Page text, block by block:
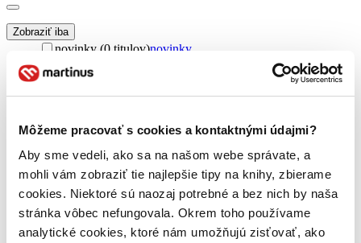
Môžeme pracovať s cookies a kontaktnými údajmi?
Aby sme vedeli, ako sa na našom webe správate, a
mohli vám zobraziť tie najlepšie tipy na knihy, zbierame
cookies. Niektoré sú naozaj potrebné a bez nich by naša
stránka vôbec nefungovala. Okrem toho používame
analytické cookies, ktoré nám umožňujú zisťovať, ako
Zobraziť iba
novinky (0 titulov)novinky
zľavnené tituly (0 titulov)
Dostupnosť
predpredaj (0 titulov)predpredaj
dostupná (bez vypredaných) (0 titulov)dostupná (bez
vypredaných)
Nové / čítané
nová (0 titulov)nová
čítaná (0 titulov)čítaná